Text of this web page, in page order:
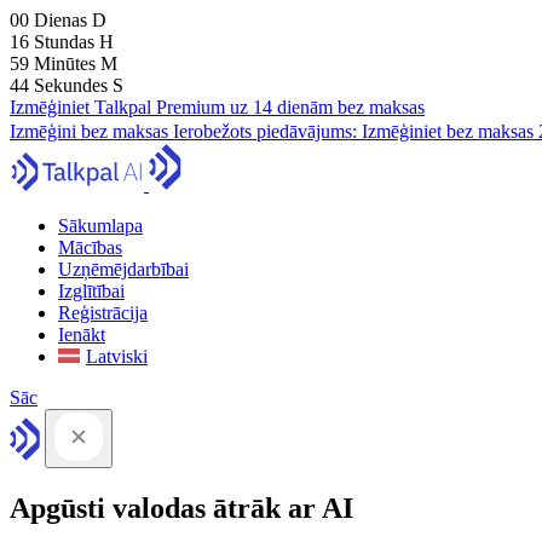
00 Dienas D
16 Stundas H
59 Minūtes M
43 Sekundes S
Izmēģiniet Talkpal Premium uz 14 dienām bez maksas
Izmēģini bez maksas Ierobežots piedāvājums: Izmēģiniet bez maksas
Sākumlapa
Mācības
Uzņēmējdarbībai
Izglītībai
Reģistrācija
Ienākt
Latviski
Sāc
Apgūsti valodas ātrāk ar AI